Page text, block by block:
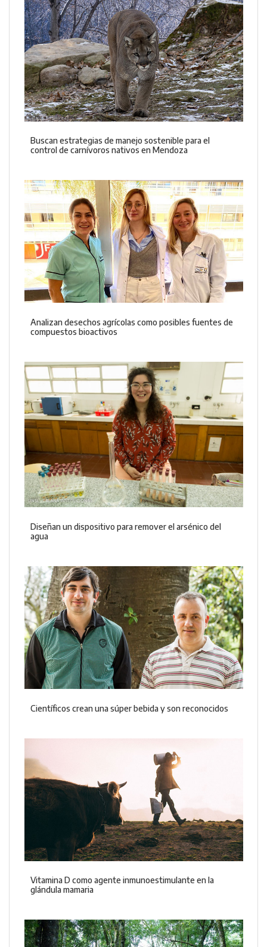
Buscan estrategias de manejo sostenible para el
control de carnívoros nativos en Mendoza
Analizan desechos agrícolas como posibles fuentes de
compuestos bioactivos
Diseñan un dispositivo para remover el arsénico del
agua
Científicos crean una súper bebida y son reconocidos
Vitamina D como agente inmunoestimulante en la
glándula mamaria